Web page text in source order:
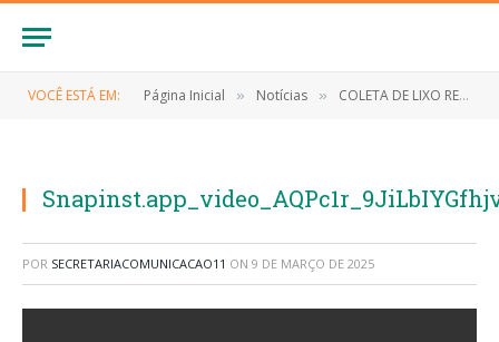
VOCÊ ESTÁ EM: Página Inicial » Notícias » COLETA DE LIXO REGULAR
POR SECRETARIACOMUNICACAO11 ON 9 DE MARÇO DE 2025